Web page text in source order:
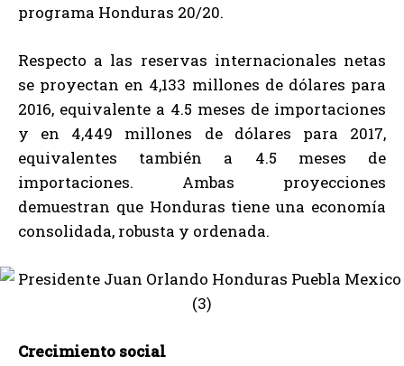
programa Honduras 20/20.
Respecto a las reservas internacionales netas
se proyectan en 4,133 millones de dólares para
2016, equivalente a 4.5 meses de importaciones
y en 4,449 millones de dólares para 2017,
equivalentes también a 4.5 meses de
importaciones. Ambas proyecciones
demuestran que Honduras tiene una economía
consolidada, robusta y ordenada.
Crecimiento social